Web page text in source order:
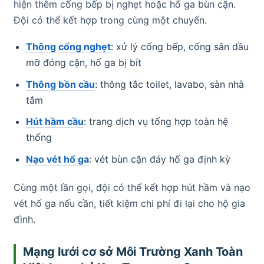
hiện thêm cống bếp bị nghẹt hoặc hố ga bùn cặn.
Đội có thể kết hợp trong cùng một chuyến.
Thông cống nghẹt: xử lý cống bếp, cống sân dầu
mỡ đóng cặn, hố ga bị bít
Thông bồn cầu: thông tắc toilet, lavabo, sàn nhà
tắm
Hút hầm cầu: trang dịch vụ tổng hợp toàn hệ
thống
Nạo vét hố ga: vét bùn cặn đáy hố ga định kỳ
Cùng một lần gọi, đội có thể kết hợp hút hầm và nạo
vét hố ga nếu cần, tiết kiệm chi phí đi lại cho hộ gia
đình.
Mạng lưới cơ sở Môi Trường Xanh Toàn